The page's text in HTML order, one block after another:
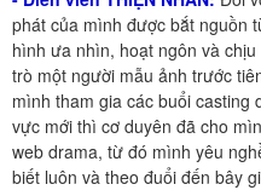
phát của mình được bắt nguồn
hình ưa nhìn, hoạt ngôn và
trò một người mẫu ảnh trước
mình tham gia các buổi casting
vực mới thì cơ duyên đã cho
web drama, từ đó mình yêu
biết luôn và theo đuổi đến bây